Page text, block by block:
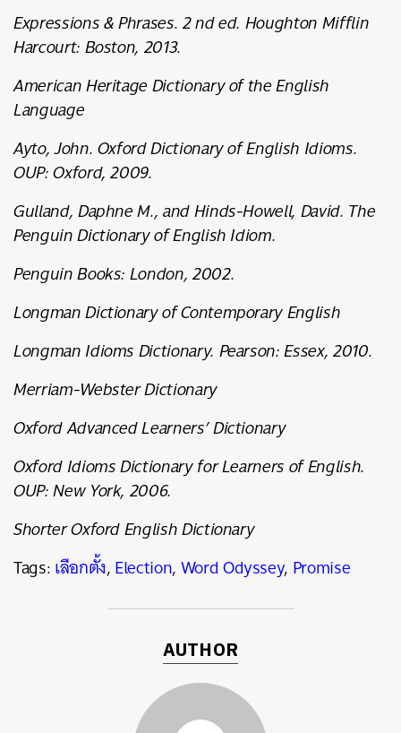
Expressions & Phrases. 2 nd ed. Houghton Mifflin
Harcourt: Boston, 2013.
American Heritage Dictionary of the English
Language
Ayto, John. Oxford Dictionary of English Idioms.
OUP: Oxford, 2009.
Gulland, Daphne M., and Hinds-Howell, David. The
Penguin Dictionary of English Idiom.
Penguin Books: London, 2002.
Longman Dictionary of Contemporary English
Longman Idioms Dictionary. Pearson: Essex, 2010.
Merriam-Webster Dictionary
Oxford Advanced Learners’ Dictionary
Oxford Idioms Dictionary for Learners of English.
OUP: New York, 2006.
Shorter Oxford English Dictionary
Tags:เลือกตั้ง,Election,Word Odyssey, Promise
AUTHOR